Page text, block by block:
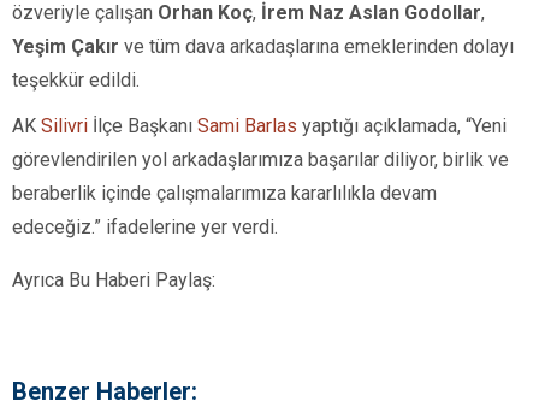
özveriyle çalışan Orhan Koç, İrem Naz Aslan Godollar,
Yeşim Çakır ve tüm dava arkadaşlarına emeklerinden dolayı
teşekkür edildi.
AK Silivri İlçe Başkanı Sami Barlas yaptığı açıklamada, “Yeni
görevlendirilen yol arkadaşlarımıza başarılar diliyor, birlik ve
beraberlik içinde çalışmalarımıza kararlılıkla devam
edeceğiz.” ifadelerine yer verdi.
Ayrıca Bu Haberi Paylaş:
Benzer Haberler: